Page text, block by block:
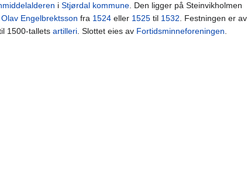
i Stjørdal kommune. Den ligger på Steinvikholmen
Olav Engelbrektsson fra 1524 eller 1525 til 1532. Festningen er av
1500-tallets artilleri. Slottet eies av Fortidsminneforeningen.